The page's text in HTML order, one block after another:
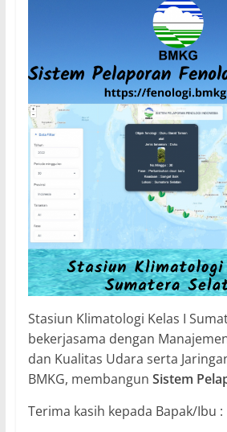
Stasiun Klimatologi Kelas I
bekerjasama dengan
dan Kualitas Udara serta
BMKG, membangun Sistem
Terima kasih kepada Bapak/Ibu :